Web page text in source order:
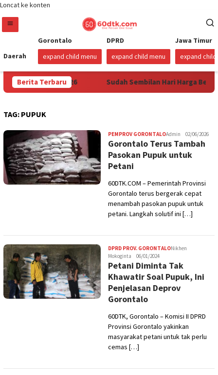
Loncat ke konten
Daerah
Gorontalo
expand child menu
DPRD
expand child menu
Jawa Timur
expand child
Berita Terbaru
1 Agustus 2026 Sudah Sembilan Hari Harga Beras
TAG: PUPUK
PEMPROV GORONTALOAdmin 02/06/2026
Gorontalo Terus Tambah
Pasokan Pupuk untuk
Petani
60DTK.COM – Pemerintah Provinsi
Gorontalo terus bergerak cepat
menambah pasokan pupuk untuk
petani. Langkah solutif ini […]
DPRD PROV. GORONTALONikhen
Mokoginta
06/01/2024
Petani Diminta Tak
Khawatir Soal Pupuk, Ini
Penjelasan Deprov
Gorontalo
60DTK, Gorontalo – Komisi II DPRD
Provinsi Gorontalo yakinkan
masyarakat petani untuk tak perlu
cemas […]